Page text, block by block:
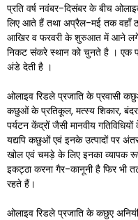
प्रति वर्ष नवंबर-दिसंबर के बीच
लिए आते हैं तथा अप्रैल-मई तक वहाँ
आखिर व फरवरी के शुरुआत में आने लगे
निकट संकरे स्थान को चुनते है । एक
अंडे देती है ।
ओलाइव रिडले प्रजाति के प्रवासी
कछुओं के प्रतिकूल, मत्स्य शिकार,
पर्यटन केंद्रों जैसी मानवीय
यद्यपि कछुओं एवं इनके उत्पादों पर
खोल एवं चमड़े के लिए इनका व्यापक
इकट्ठा करना गैर-कानूनी है फिर भी
रहते हैं।
ओलाइव रिडले प्रजाति के कछुए